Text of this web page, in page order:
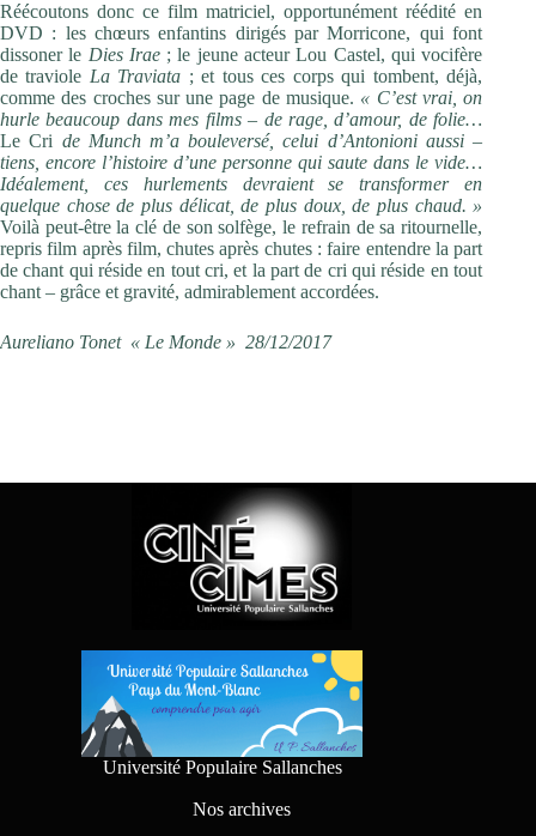
Réécoutons donc ce film matriciel, opportunément réédité en
DVD : les chœurs enfantins dirigés par Morricone, qui font
dissoner le Dies Irae ; le jeune acteur Lou Castel, qui vocifère
de traviole La Traviata ; et tous ces corps qui tombent, déjà,
comme des croches sur une page de musique. « C’est vrai, on
hurle beaucoup dans mes films – de rage, d’amour, de folie…
Le Cri de Munch m’a bouleversé, celui d’Antonioni aussi –
tiens, encore l’histoire d’une personne qui saute dans le vide…
Idéalement, ces hurlements devraient se transformer en
quelque chose de plus délicat, de plus doux, de plus chaud. »
Voilà peut-être la clé de son solfège, le refrain de sa ritournelle,
repris film après film, chutes après chutes : faire entendre la part
de chant qui réside en tout cri, et la part de cri qui réside en tout
chant – grâce et gravité, admirablement accordées.
Aureliano Tonet « Le Monde » 28/12/2017
Université Populaire Sallanches
Nos archives